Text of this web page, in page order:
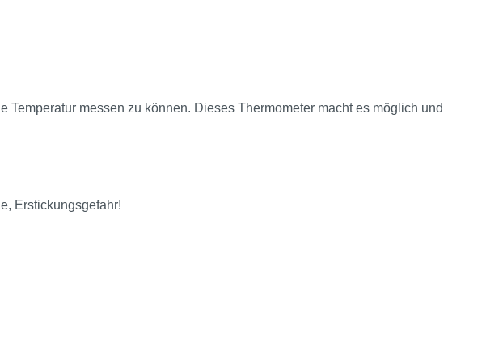
messen zu können. Dieses Thermometer macht es möglich und
Erstickungsgefahr!